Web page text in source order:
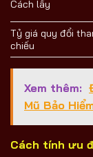
Cách lấy
Tỷ giá quy đổi
chiếu
Xem thêm:
Mũ Bảo
Cách tính ưu